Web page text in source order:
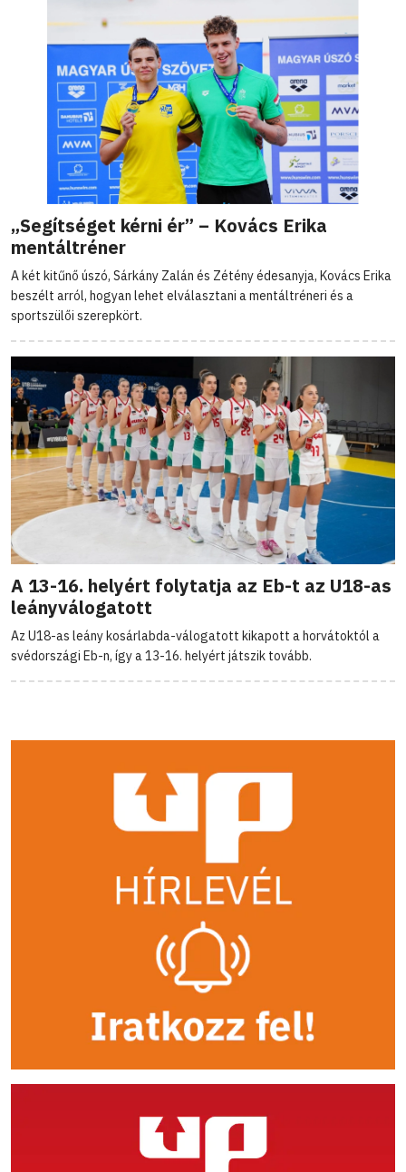
„Segítséget kérni ér” – Kovács Erika
mentáltréner
A két kitűnő úszó, Sárkány Zalán és Zétény édesanyja, Kovács Erika
beszélt arról, hogyan lehet elválasztani a mentáltréneri és a
sportszülői szerepkört.
A 13-16. helyért folytatja az Eb-t az U18-as
leányválogatott
Az U18-as leány kosárlabda-válogatott kikapott a horvátoktól a
svédországi Eb-n, így a 13-16. helyért játszik tovább.